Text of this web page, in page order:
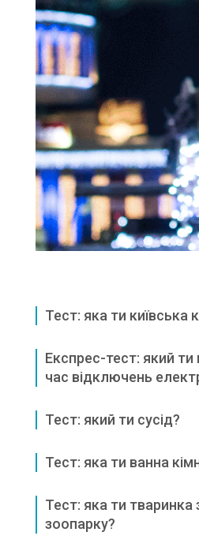
Тест: яка ти київська
Експрес-тест: який ти
час відключень
Тест: який ти сусід?
Тест: яка ти ванна
Тест: яка ти тваринка
зоопарку?